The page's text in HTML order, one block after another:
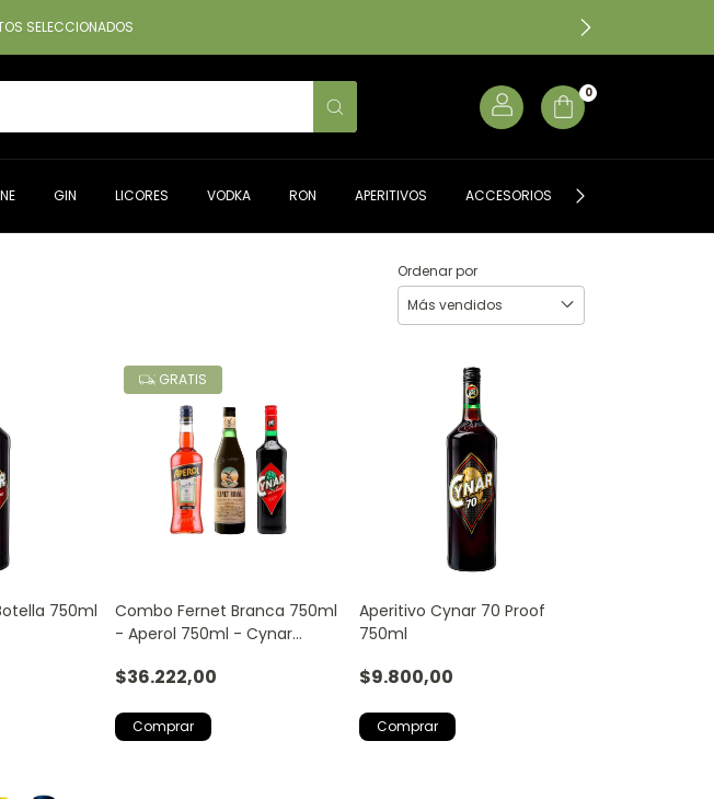
SELECCIONADOS
0
GIN LICORES VODKA RON APERITIVOS ACCESORIOS
Ordenar por
750ml
GRATIS
Combo Fernet Branca 750ml
- Aperol 750ml - Cynar
$36.222,00
Aperitivo Cynar 70 Proof
750ml
$9.800,00